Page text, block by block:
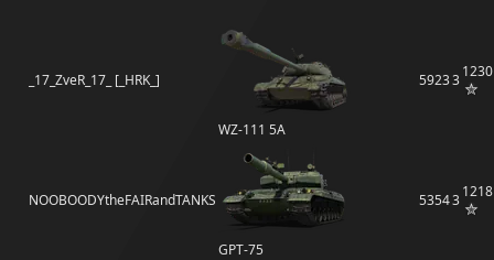
_17_ZveR_17_ [_HRK_]
WZ-111 5A
592331230
NOOBOODYtheFAIRandTANKS
GPT-75
535431218